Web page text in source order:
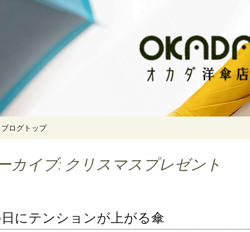
洋傘店
舗 オシャレな傘をお求めならオカダ洋傘店
ブログトップ
カイブ: クリスマスプレゼント
にテンションが上がる傘